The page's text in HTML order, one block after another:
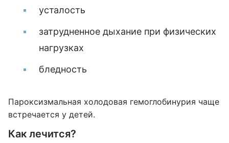
усталость
затрудненное дыхание при физических
нагрузках
бледность
Пароксизмальная холодовая гемоглобинурия чаще
встречается у детей.
Как лечится?